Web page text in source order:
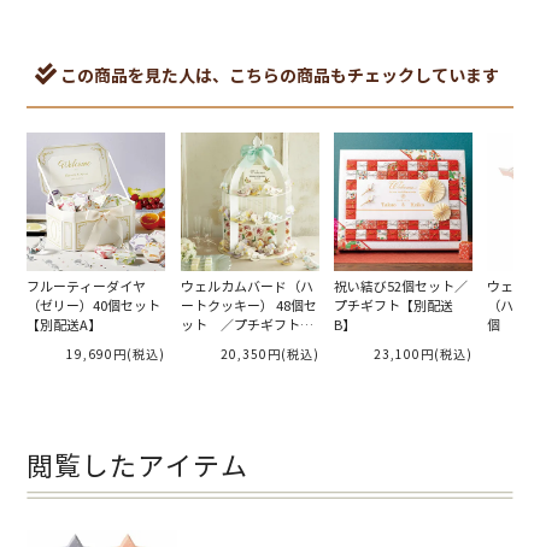
この商品を見た人は、こちらの商品もチェックしています
フルーティーダイヤ
（ゼリー）40個セット
【別配送A】
19,690円(税込)
ウェルカムバード（ハ
ートクッキー） 48個セ
ット ／プチギフト
20,350円(税込)
祝い結び52個セット／
プチギフト【別配送
B】
23,100円(税込)
ウェル
（ハー
個 ／プ
閲覧したアイテム